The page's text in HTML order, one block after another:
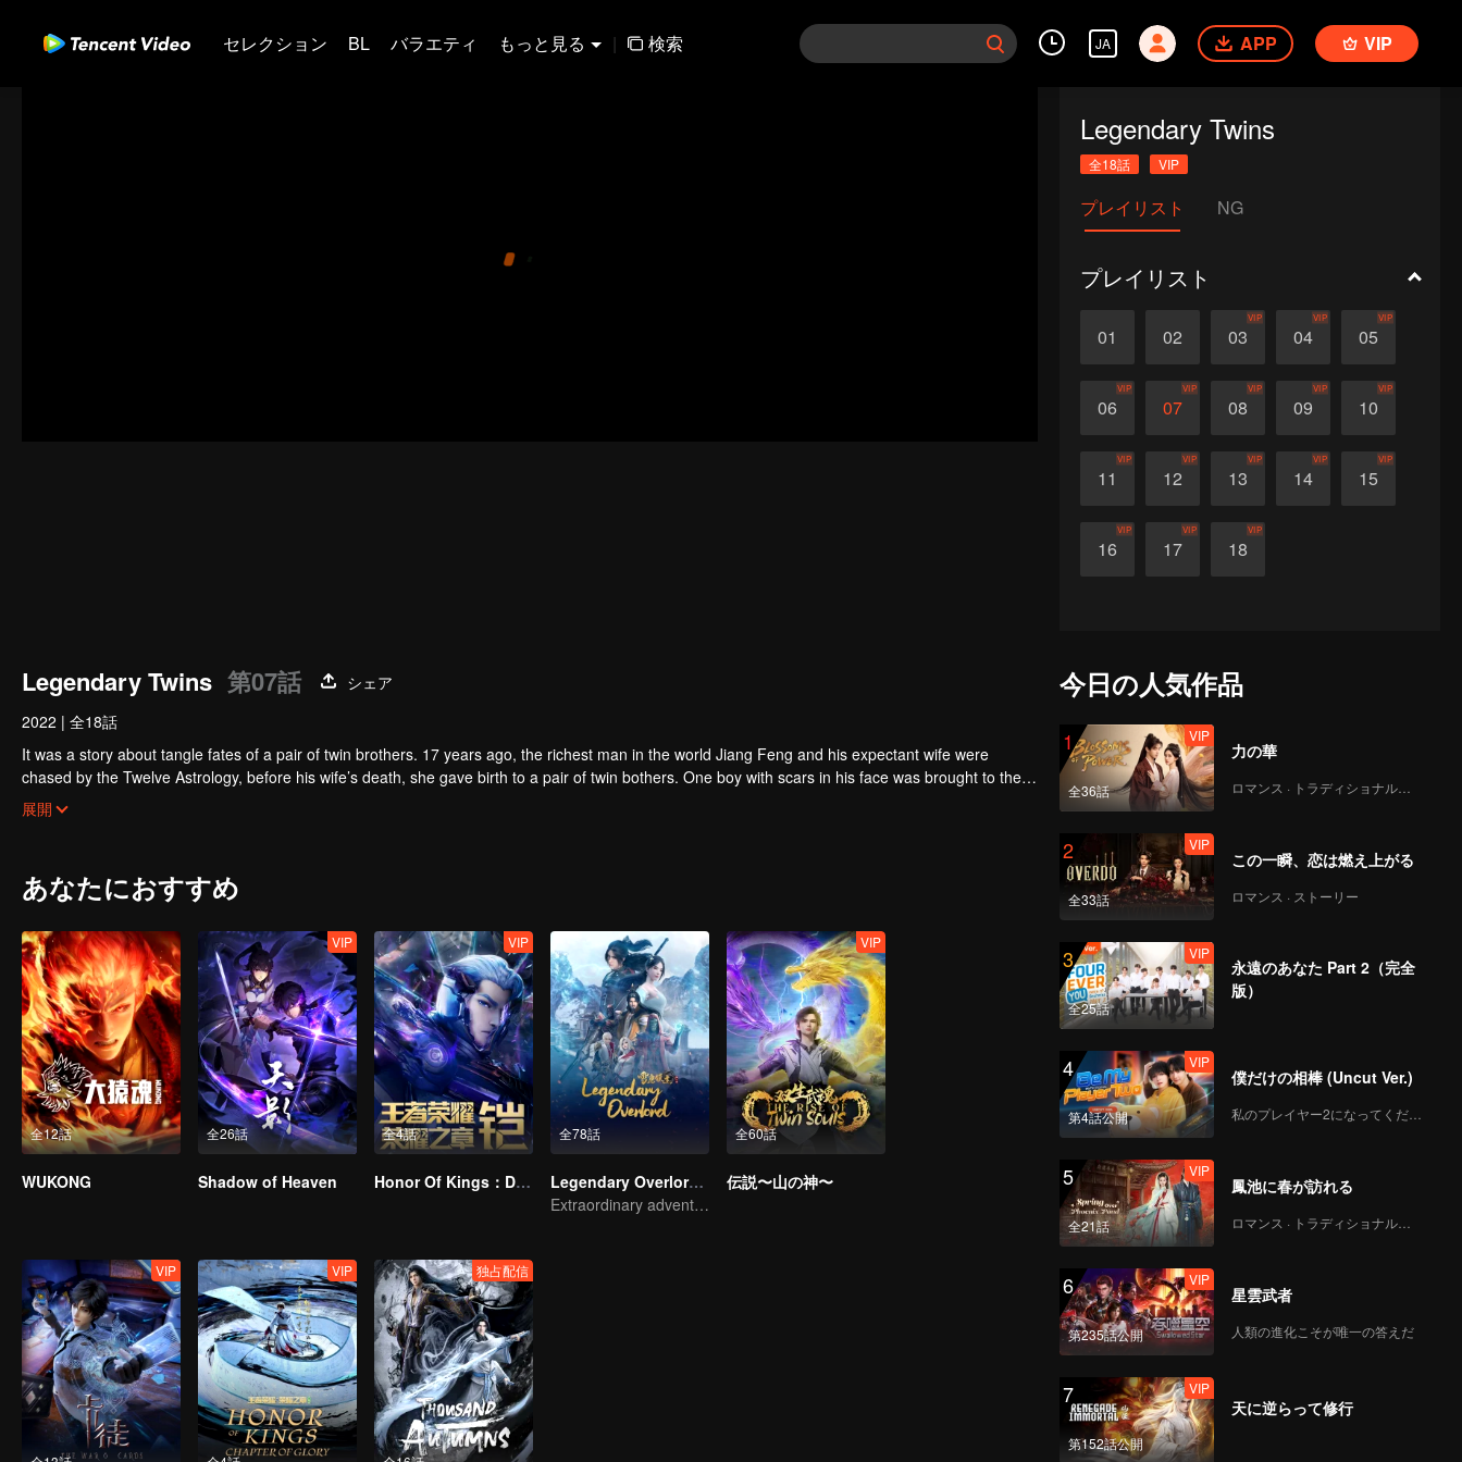
セレクション BL バラエティ もっと見る | 検索 JA APP VIP
Legendary Twins
全18話 VIP
プレイリスト NG
プレイリスト
01 02 03
VIP
04
VIP
05
VIP
06
VIP
07
VIP
08
VIP
09
VIP
10
VIP
11
VIP
12
VIP
13
VIP
14
VIP
15
VIP
16
VIP
17
VIP
18
VIP
Legendary Twins 第07話
シェア
2022 | 全18話
It was a story about tangle fates of a pair of twin brothers. 17 years ago, the richest man in the world Jiang Feng and his expectant wife were
chased by the Twelve Astrology, before his wife’s death, she gave birth to a pair of twin bothers. One boy with scars in his face was brought to the
Villains' Valley, the other boy was brought to the forbidden area in the Martial arts World, Palace Yihua.
After many years, the young man with scars in his face Jiang Xiaoyu was brought up by five evils in the Villains' Valley and wanted to be the first
villain in the world. Hua Wuque did good deeds and destroyed evil in the spirit of defending traditional moral principles.
展開
あなたにおすすめ
全12話
WUKONG
全26話
VIP
Shadow of Heaven
全4話
VIP
Honor Of Kings：Destiny
全78話
Legendary Overlord S2
Extraordinary adventure, a teenager reborn from adversity.
全60話
VIP
伝説〜山の神〜
VIP VIP 独占配信
今日の人気作品
1
全36話
VIP
力の華
ロマンス · トラディショナル・コスチューム
2
全33話
VIP
この一瞬、恋は燃え上がる
ロマンス · ストーリー
3
全25話
VIP
永遠のあなた Part 2（完全
版）
4
第4話公開
VIP
僕だけの相棒 (Uncut Ver.)
私のプレイヤー2になってください
5
全21話
VIP
鳳池に春が訪れる
ロマンス · トラディショナル・コスチューム
6
第235話公開
VIP
星雲武者
人類の進化こそが唯一の答えだ
7
第152話公開
VIP
天に逆らって修行